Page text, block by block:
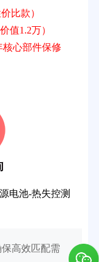
比款）
值1.2万）
核心部件保修
电池-热失控测
高效匹配需